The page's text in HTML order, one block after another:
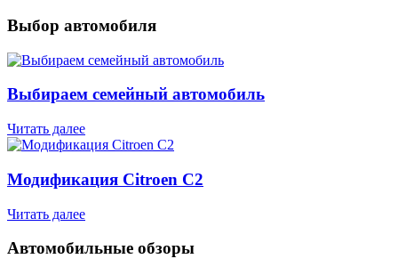
Выбор автомобиля
Выбираем семейный автомобиль
Читать далее
Модификация Citroen С2
Читать далее
Автомобильные обзоры